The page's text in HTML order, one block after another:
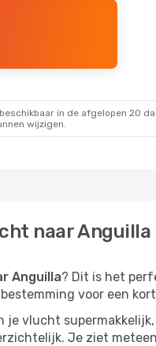
- Anguilla
in de afgelopen 20
wijzigen.
naar
Anguilla? Dit is het
voor een
je vlucht
Je ziet